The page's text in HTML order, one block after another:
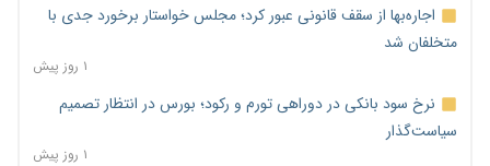
اجاره‌بها از سقف قانونی عبور کرد؛ مجلس خواستار برخورد جدی با
متخلفان شد
۱ روز پیش
نرخ سود بانکی در دوراهی تورم و رکود؛ بورس در انتظار تصمیم
سیاست‌گذار
۱ روز پیش